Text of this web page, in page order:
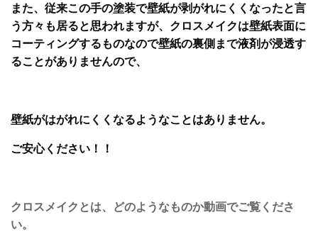
また、従来この手の塗装で壁紙が剥がれにくくなったと言
う方々も居ると思われますが、クロスメイクは壁紙表面に
コーティングするものなので壁紙の裏側まで液剤が浸透す
ることがありませんので、
壁紙がはがれにくくなるようなことはありません。
ご安心ください！！
クロスメイクとは、どのようなものか動画でご覧くださ
い。